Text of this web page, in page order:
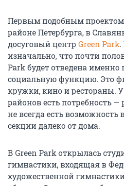
Первым подобным
районе Петербурга, в
досуговый центр Green Park
изначально, что почти
Park будет отведена
социальную функцию. Это
кружки, кино и рестораны.
районов есть потребность —
не всегда есть
секции далеко от дома.
В Green Park открылась
гимнастики, входящая в
художественной